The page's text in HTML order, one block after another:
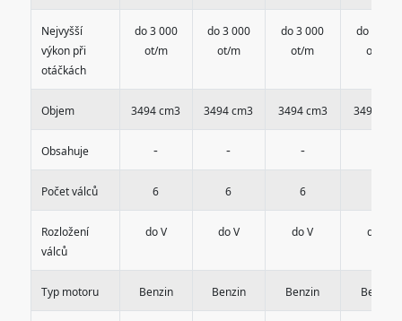
Nejvyšší
výkon při
otáčkách
do 3 000
ot/m
do 3 000
ot/m
do 3 000
ot/m
do 3 000
ot/m
Objem 3494 cm3 3494 cm3 3494 cm3 3494 cm3
Obsahuje - - -
Počet válců 6 6 6
Rozložení
válců
do V do V do V do V
Typ motoru Benzin Benzin Benzin Benzin